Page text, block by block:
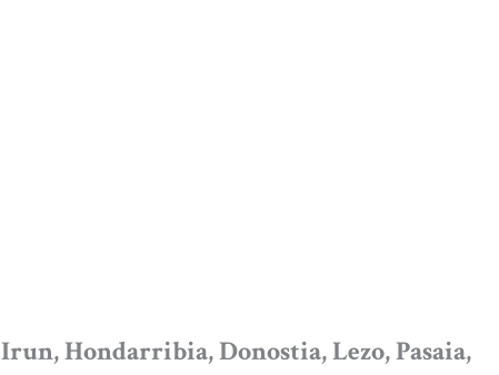
Irun, Hondarribia, Donostia, Lezo, Pasaia,